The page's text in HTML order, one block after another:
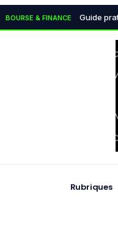
TECH & INNOVATION Le
BOURSE & FINANCE Guide
BOURSE & FINANCE Les
Rubriques